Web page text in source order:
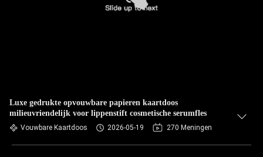
Luxe gedrukte opvouwbare papieren kaartdoos
milieuvriendelijk voor lippenstift cosmetische serumfles
Vouwbare Kaartdoos 2026-05-19 270 Meningen